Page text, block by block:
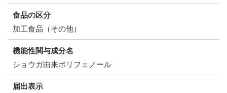
食品の区分
加工食品（その他）
機能性関与成分名
ショウガ由来ポリフェノール
届出表示